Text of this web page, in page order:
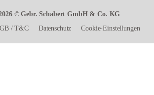
© Gebr. Schabert GmbH & Co. KG
/T&C Datenschutz Cookie-Einstellungen